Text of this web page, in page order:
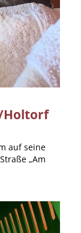
Holtorf
auf seine
„Am